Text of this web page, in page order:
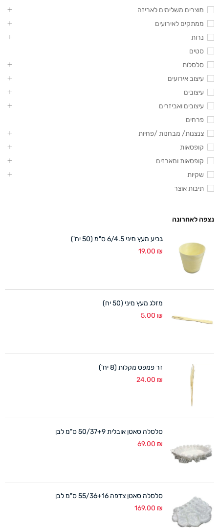
מוצרים משלימים לאריזה
ממתקים לאירועים
נרות
סטים
סלסלות
עיצוב אירועים
עיצובים
עיצובים ואביזרים
פרחים
צנצנות/ מבחנות /פחיות
קופסאות
קופסאות ומארזים
שקיות
תיבות אוצר
נצפה לאחרונה
גביע מעץ מיני 6/4.5 ס"מ (50 יח')
19.00 ₪
מזלג מעץ מיני (50 יח)
5.00 ₪
זר פמפס מקלות (8 יח')
24.00 ₪
סלסלה סאטן אובלית 50/37+9 ס"מ לבן
69.00 ₪
סלסלה סאטן צדפה 55/36+16 ס"מ לבן
169.00 ₪